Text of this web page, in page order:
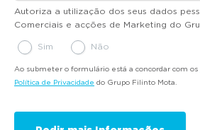
Autoriza a utilização dos seus dados
Comerciais e acções de Marketing do
Sim Não
Ao submeter o formulário está a concordar com os
Política de Privacidade do Grupo Filinto Mota.